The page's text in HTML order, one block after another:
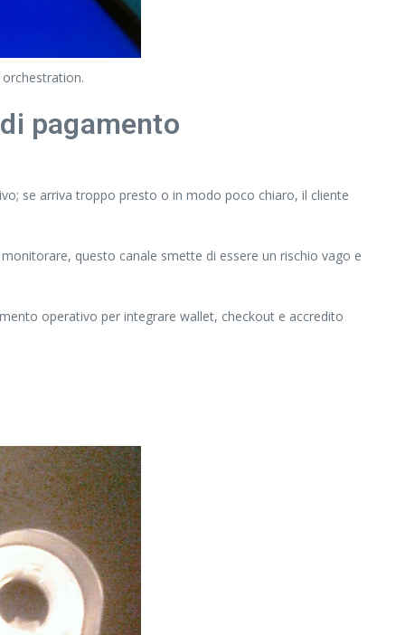
pagamento
se arriva troppo presto o in modo poco chiaro, il cliente
questo canale smette di essere un rischio vago e
operativo per integrare wallet, checkout e accredito